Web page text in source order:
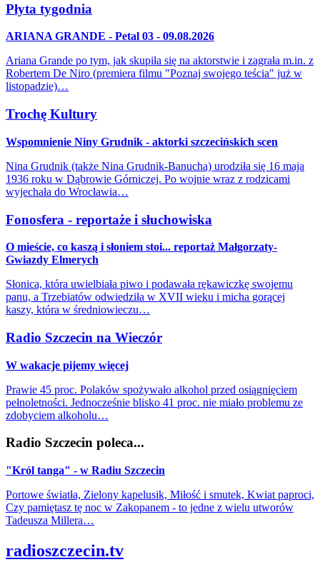
Płyta tygodnia
ARIANA GRANDE - Petal 03 - 09.08.2026
Ariana Grande po tym, jak skupiła się na aktorstwie i zagrała m.in. z
Robertem De Niro (premiera filmu "Poznaj swojego teścia" już w
listopadzie)…
Trochę Kultury
Wspomnienie Niny Grudnik - aktorki szczecińskich scen
Nina Grudnik (także Nina Grudnik-Banucha) urodziła się 16 maja
1936 roku w Dąbrowie Górniczej. Po wojnie wraz z rodzicami
wyjechała do Wrocławia…
Fonosfera - reportaże i słuchowiska
O mieście, co kaszą i słoniem stoi... reportaż Małgorzaty-
Gwiazdy Elmerych
Słonica, która uwielbiała piwo i podawała rękawiczkę swojemu
panu, a Trzebiatów odwiedziła w XVII wieku i micha gorącej
kaszy, która w średniowieczu…
Radio Szczecin na Wieczór
W wakacje pijemy więcej
Prawie 45 proc. Polaków spożywało alkohol przed osiągnięciem
pełnoletności. Jednocześnie blisko 41 proc. nie miało problemu ze
zdobyciem alkoholu…
Radio Szczecin poleca...
"Król tanga" - w Radiu Szczecin
Portowe światła, Zielony kapelusik, Miłość i smutek, Kwiat paproci,
Czy pamiętasz tę noc w Zakopanem - to jedne z wielu utworów
Tadeusza Millera…
radioszczecin.tv